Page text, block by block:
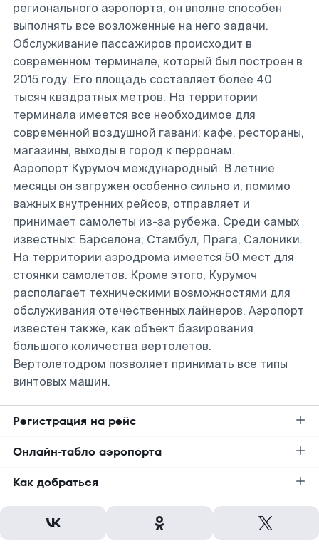
регионального аэропорта, он вполне способен
выполнять все возложенные на него задачи.
Обслуживание пассажиров происходит в
современном терминале, который был построен в
2015 году. Его площадь составляет более 40
тысяч квадратных метров. На территории
терминала имеется все необходимое для
современной воздушной гавани: кафе, рестораны,
магазины, выходы в город к перронам.
Аэропорт Курумоч международный. В летние
месяцы он загружен особенно сильно и, помимо
важных внутренних рейсов, отправляет и
принимает самолеты из-за рубежа. Среди самых
известных: Барселона, Стамбул, Прага, Салоники.
На территории аэродрома имеется 50 мест для
стоянки самолетов. Кроме этого, Курумоч
располагает техническими возможностями для
обслуживания отечественных лайнеров. Аэропорт
известен также, как объект базирования
большого количества вертолетов.
Вертолетодром позволяет принимать все типы
винтовых машин.
Регистрация на рейс
Онлайн-табло аэропорта
Как добраться